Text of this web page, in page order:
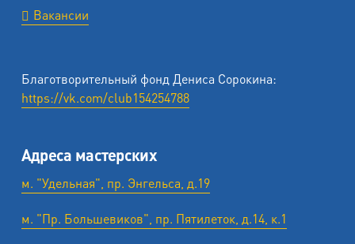
Вакансии
Благотворительный фонд Дениса Сорокина:
https://vk.com/club154254788
Адреса мастерских
м. "Удельная", пр. Энгельса, д.19
м. "Пр. Большевиков", пр. Пятилеток, д.14, к.1